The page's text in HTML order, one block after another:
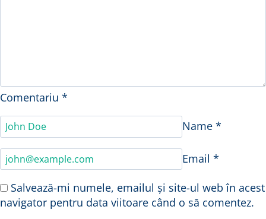
Comentariu *
Name *
Email *
Salvează-mi numele, emailul și site-ul web în acest
navigator pentru data viitoare când o să comentez.